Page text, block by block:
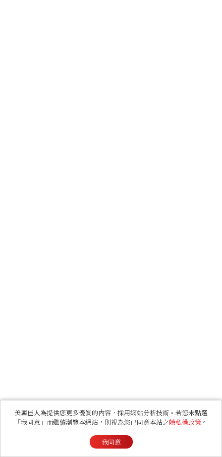
美麗佳人為提供您更多優質的內容，採用網站分析技術。若您未點選
「我同意」而繼續瀏覽本網站，則視為您已同意本站之隱私權政策 。
我同意